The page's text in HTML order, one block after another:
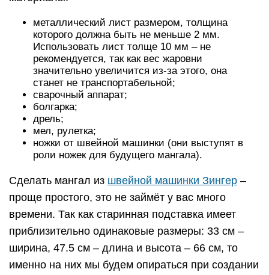
металлический лист размером, толщина
которого должна быть не меньше 2 мм.
Использовать лист толще 10 мм – не
рекомендуется, так как вес жаровни
значительно увеличится из-за этого, она
станет не транспортабельной;
сварочный аппарат;
болгарка;
дрель;
мел, рулетка;
ножки от швейной машинки (они выступят в
роли ножек для будущего мангала).
Сделать мангал из швейной машинки Зингер –
проще простого, это не займёт у вас много
времени. Так как старинная подставка имеет
приблизительно одинаковые размеры: 33 см –
ширина, 47.5 см – длина и высота – 66 см, то
именно на них мы будем опираться при создании